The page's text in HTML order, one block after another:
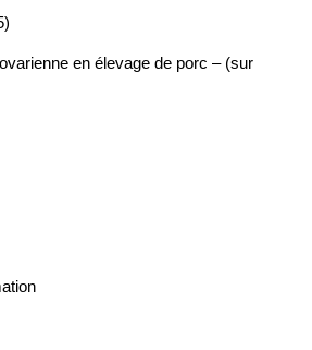
en élevage de porc – (sur